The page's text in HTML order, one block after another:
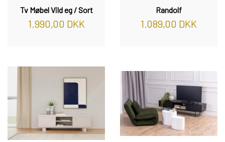
Tv Møbel Vild eg / Sort
1.990,00 DKK
Randolf
1.089,00 DKK